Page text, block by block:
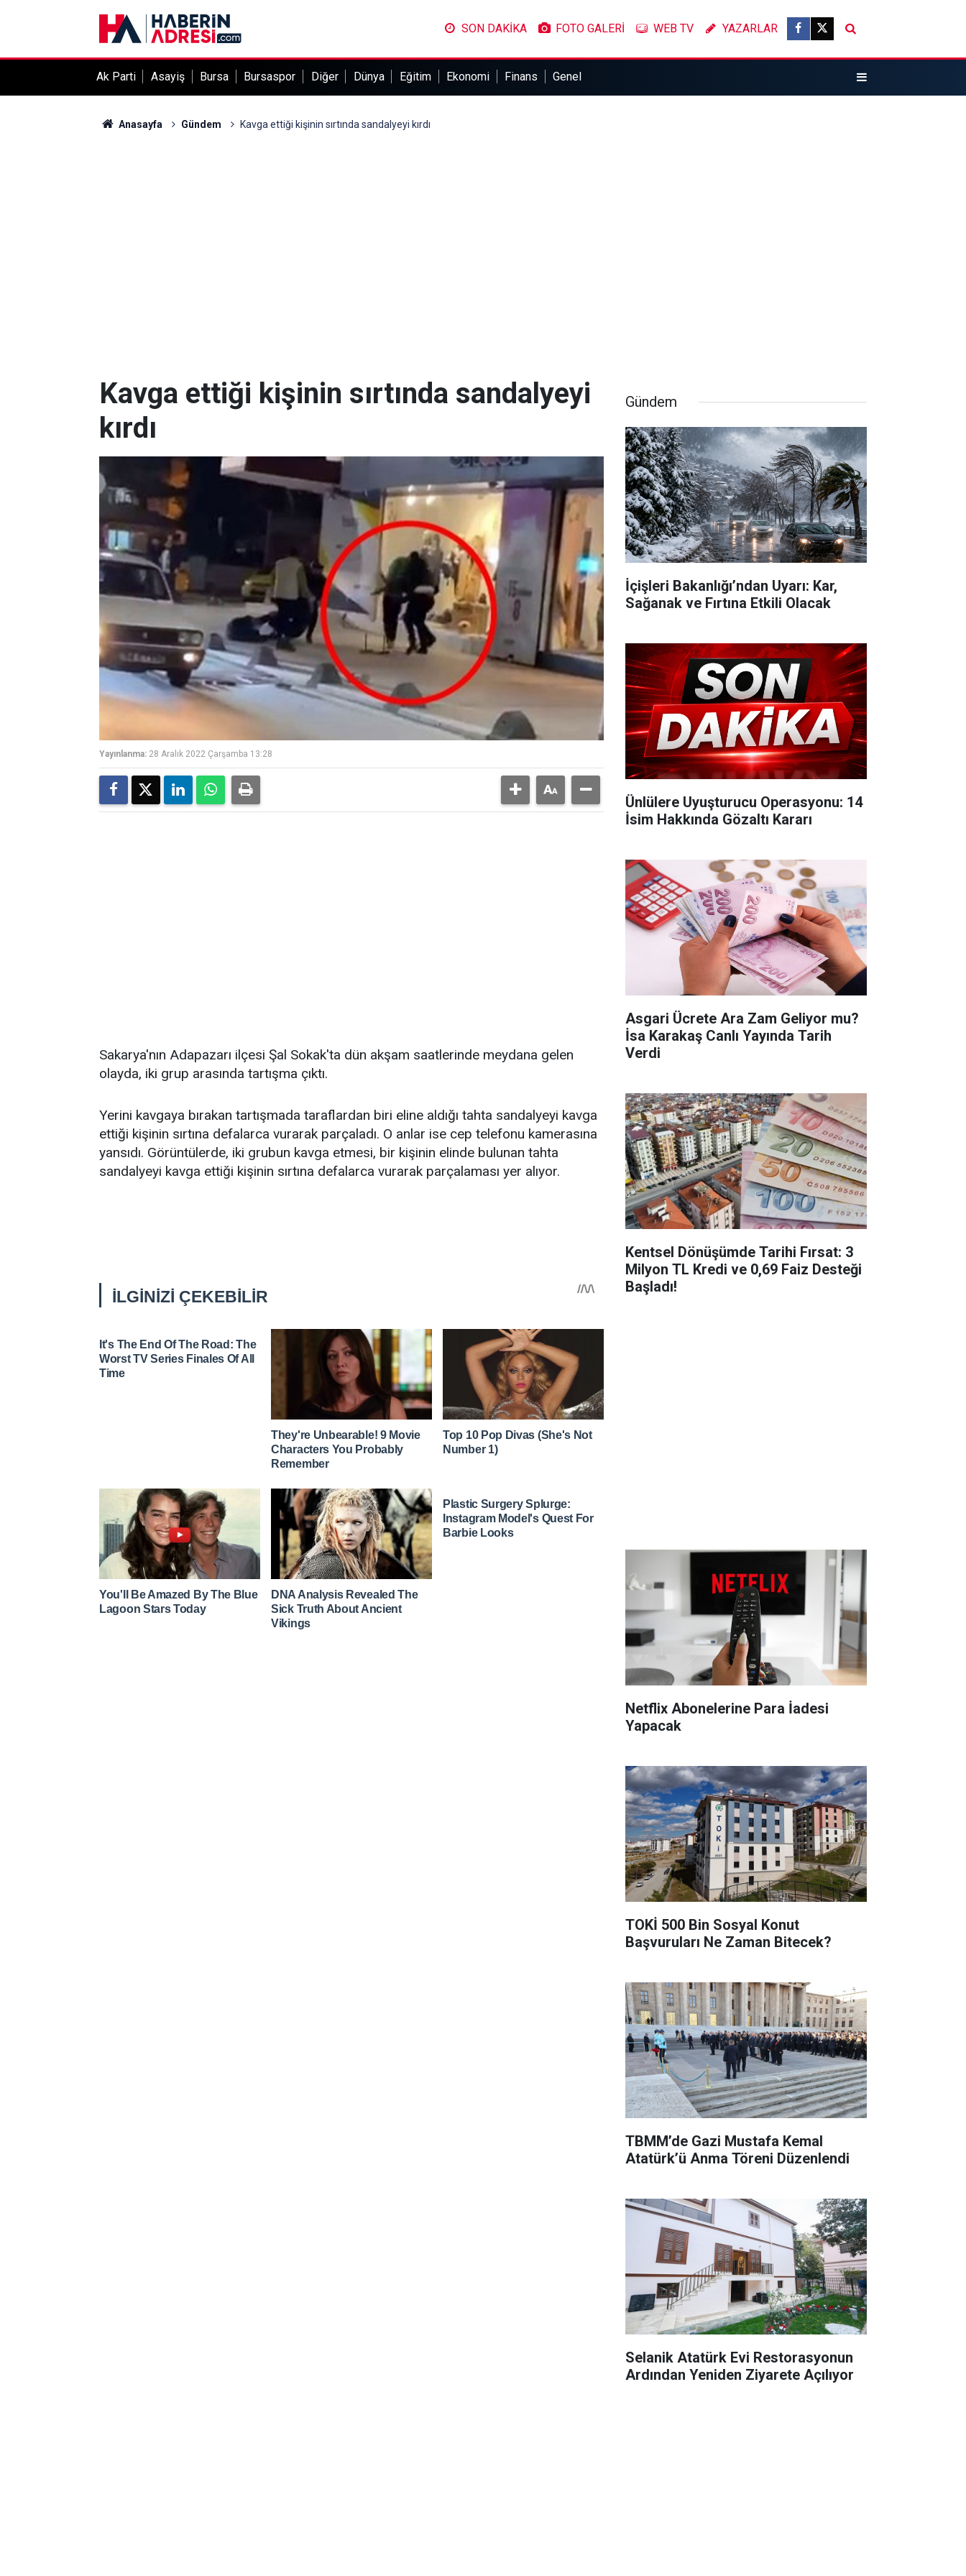
SON DAKİKA FOTO GALERİ WEB TV YAZARLAR
Ak Parti Asayiş Bursa Bursaspor Diğer Dünya Eğitim Ekonomi Finans Genel
Anasayfa Gündem Kavga ettiği kişinin sırtında sandalyeyi kırdı
Kavga ettiği kişinin sırtında sandalyeyi
kırdı
Yayınlanma: 28 Aralık 2022 Çarşamba 13:28
Sakarya'nın Adapazarı ilçesi Şal Sokak'ta dün akşam saatlerinde meydana gelen
olayda, iki grup arasında tartışma çıktı.
Yerini kavgaya bırakan tartışmada taraflardan biri eline aldığı tahta sandalyeyi kavga
ettiği kişinin sırtına defalarca vurarak parçaladı. O anlar ise cep telefonu kamerasına
yansıdı. Görüntülerde, iki grubun kavga etmesi, bir kişinin elinde bulunan tahta
sandalyeyi kavga ettiği kişinin sırtına defalarca vurarak parçalaması yer alıyor.
Gündem
İçişleri Bakanlığı’ndan Uyarı: Kar,
Sağanak ve Fırtına Etkili Olacak
Ünlülere Uyuşturucu Operasyonu: 14
İsim Hakkında Gözaltı Kararı
Asgari Ücrete Ara Zam Geliyor mu?
İsa Karakaş Canlı Yayında Tarih
Verdi
Kentsel Dönüşümde Tarihi Fırsat: 3
Milyon TL Kredi ve 0,69 Faiz Desteği
Başladı!
Netflix Abonelerine Para İadesi
Yapacak
TOKİ 500 Bin Sosyal Konut
Başvuruları Ne Zaman Bitecek?
TBMM’de Gazi Mustafa Kemal
Atatürk’ü Anma Töreni Düzenlendi
Selanik Atatürk Evi Restorasyonun
Ardından Yeniden Ziyarete Açılıyor